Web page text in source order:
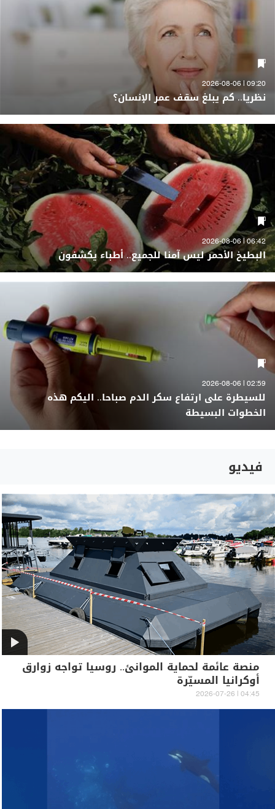
09:20 | 2026-08-06
نظريا.. كم يبلغ سقف عمر الإنسان؟
06:42 | 2026-08-06
البطيخ الأحمر ليس آمنا للجميع.. أطباء يكشفون
02:59 | 2026-08-06
للسيطرة على ارتفاع سكر الدم صباحا.. اليكم هذه
الخطوات البسيطة
فيديو
منصة عائمة لحماية الموانئ.. روسيا تواجه زوارق
أوكرانيا المسيّرة
04:45 | 2026-07-26